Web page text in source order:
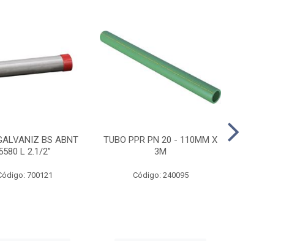
BS ABNT
L 2.1/2”
700121
TUBO PPR PN 20 - 110MM X
3M
Código: 240095